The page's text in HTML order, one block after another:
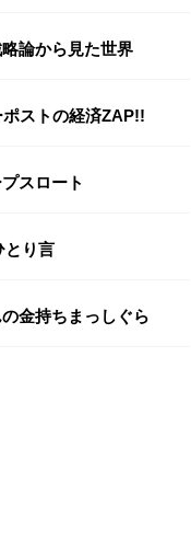
論から見た世界
ストの経済ZAP!!
スロート
とり言
金持ちまっしぐら